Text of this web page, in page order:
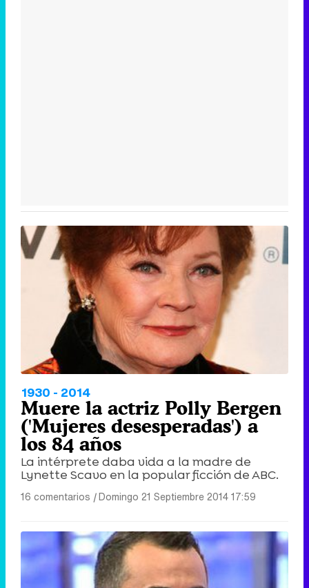
1930 - 2014
Muere la actriz Polly Bergen
('Mujeres desesperadas') a
los 84 años
La intérprete daba vida a la madre de
Lynette Scavo en la popular ficción de ABC.
16 comentarios |Domingo 21 Septiembre 2014 17:59